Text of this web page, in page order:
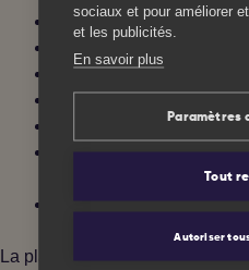
suiviclinique et
un focus sur la
les risques de
les recommandations
Un tableau récapitulatif
Leparcourset les
La plaquette est disponible en
sociaux et pour améliorer
et les publicités.
En savoir plus
Paramètres
Tout
Autoriser